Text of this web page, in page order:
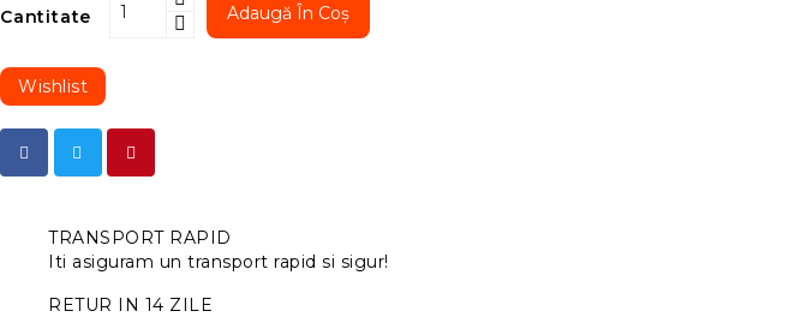
Cantitate Adaugă În Coș
Wishlist
TRANSPORT RAPID
Iti asiguram un transport rapid si sigur!
RETUR IN 14 ZILE